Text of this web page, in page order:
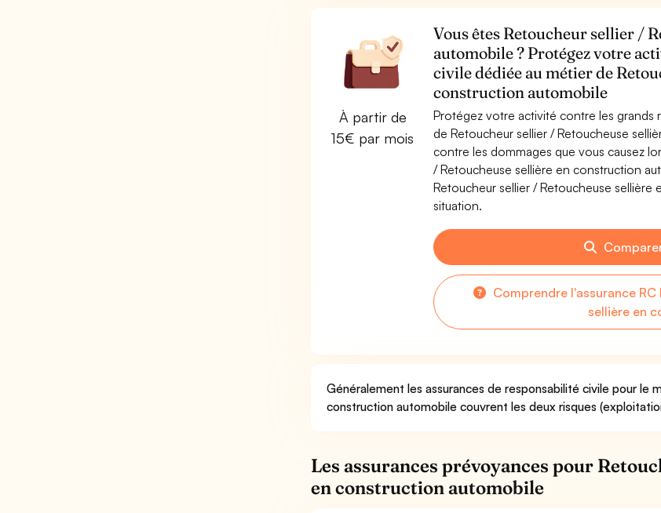
À partir de
15€ par mois
Vous êtes Retoucheur sellier /
automobile ? Protégez votre
civile dédiée au métier de
construction automobile
Protégez votre activité contre les grands
de Retoucheur sellier / Retoucheuse
contre les dommages que vous causez
/ Retoucheuse sellière en construction
Retoucheur sellier / Retoucheuse
situation.
Comprendre l'assurance
sellière en
Généralement les assurances de responsabilité civile pour le
construction automobile couvrent les deux risques
Les assurances prévoyances pour
en construction automobile